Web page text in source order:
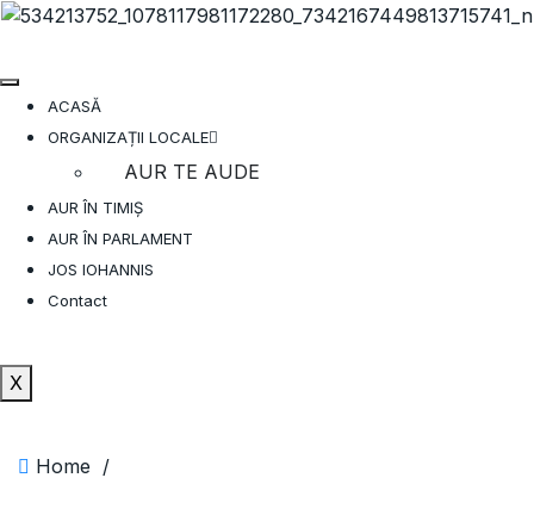
ACASĂ
ORGANIZAȚII LOCALE
AUR TE AUDE
AUR ÎN TIMIȘ
AUR ÎN PARLAMENT
JOS IOHANNIS
Contact
X
Home /